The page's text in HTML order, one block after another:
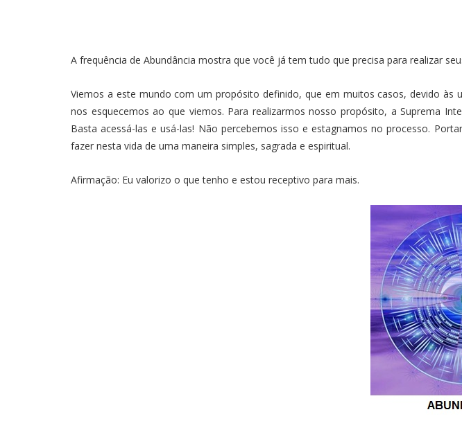
A frequência de Abundância mostra que você já tem tudo que precisa para realizar
Viemos a este mundo com um propósito definido, que em muitos casos, devido
nos esquecemos ao que viemos. Para realizarmos nosso propósito, a Suprema
Basta acessá-las e usá-las! Não percebemos isso e estagnamos no processo.
fazer nesta vida de uma maneira simples, sagrada e espiritual.
Afirmação: Eu valorizo o que tenho e estou receptivo para mais.